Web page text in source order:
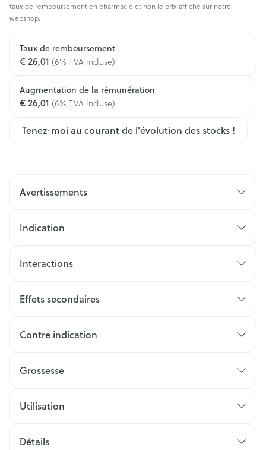
taux de remboursement en pharmacie et non le prix affiché sur notre
webshop.
Taux de remboursement
€ 26,01 (6% TVA incluse)
Augmentation de la rémunération
€ 26,01 (6% TVA incluse)
Tenez-moi au courant de l'évolution des stocks !
Avertissements
Indication
Interactions
Effets secondaires
Contre indication
Grossesse
Utilisation
Détails